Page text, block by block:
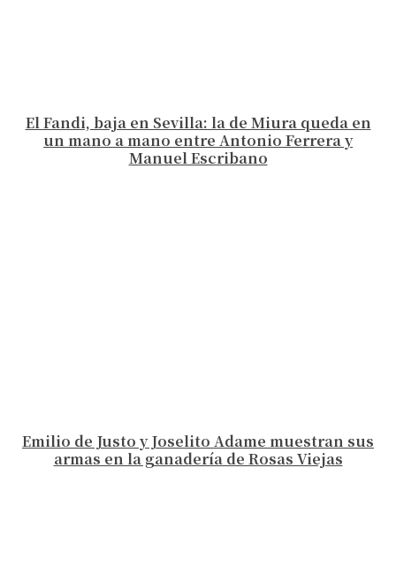
El Fandi, baja en Sevilla: la de Miura queda en
un mano a mano entre Antonio Ferrera y
Manuel Escribano
Emilio de Justo y Joselito Adame muestran sus
armas en la ganadería de Rosas Viejas